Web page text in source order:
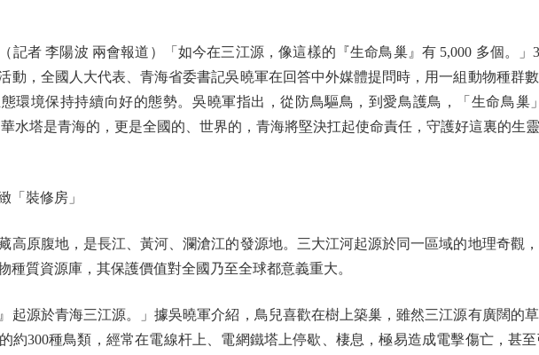
者 李陽波 兩會報道）「如今在三江源，像這樣的『生命鳥巢』有 5,000 多個。」
動，全國人大代表、青海省委書記吳曉軍在回答中外媒體提問時，用一組動物種群
環境保持持續向好的態勢。吳曉軍指出，從防鳥驅鳥，到愛鳥護鳥，「生命鳥
水塔是青海的，更是全國的、世界的，青海將堅決扛起使命責任，守護好這裏的生
裝修房」
原腹地，是長江、黃河、瀾滄江的發源地。三大江河起源於同一區域的地理奇觀
種質資源庫，其保護價值對全國乃至全球都意義重大。
源於青海三江源。」據吳曉軍介紹，鳥兒喜歡在樹上築巢，雖然三江源有廣闊的
約300種鳥類，經常在電線杆上、電網鐵塔上停歇、棲息，極易造成電擊傷亡，甚